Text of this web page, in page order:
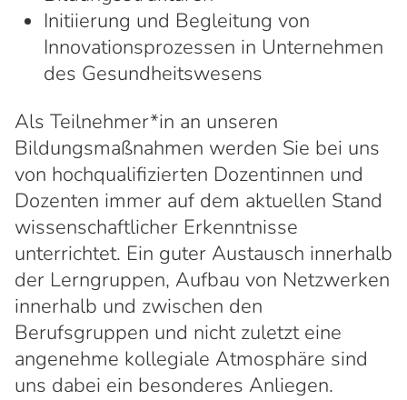
Initiierung und Begleitung von
Innovationsprozessen in Unternehmen
des Gesundheitswesens
Als Teilnehmer*in an unseren
Bildungsmaßnahmen werden Sie bei uns
von hochqualifizierten Dozentinnen und
Dozenten immer auf dem aktuellen Stand
wissenschaftlicher Erkenntnisse
unterrichtet. Ein guter Austausch innerhalb
der Lerngruppen, Aufbau von Netzwerken
innerhalb und zwischen den
Berufsgruppen und nicht zuletzt eine
angenehme kollegiale Atmosphäre sind
uns dabei ein besonderes Anliegen.